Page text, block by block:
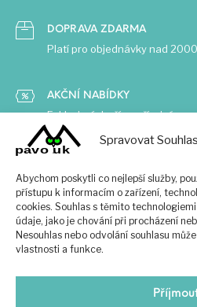
Spravovat
Abychom poskytli co nejlepší služby,
přístupu k informacím o zařízení,
cookies. Souhlas s těmito
údaje, jako je chování při procházení
Nesouhlas nebo odvolání souhlasu
vlastnosti a funkce.
DOPRAVA ZDARMA
Platí pro objednávky nad
AKČNÍ NABÍDKY
Exkluzivní zboží za příznivé
Vsaďte na tradici a zkušenosti